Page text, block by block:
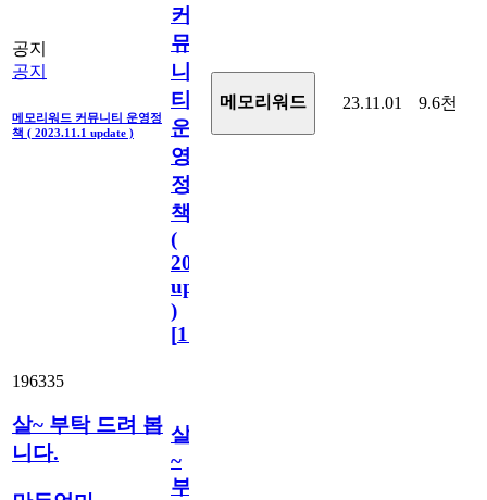
공지
공지
메모리워드 커뮤니티 운영정
책 ( 2023.11.1 update )
커
뮤
니
티
운
영
정
책
(
2023.11.1
update
)
[110
메모리워드 23.11.01 9.6천
196335
살~ 부탁 드려 봅
니다.
살
~
부